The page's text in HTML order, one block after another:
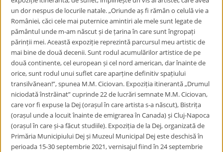
un dor nespus de locurile natale. „Oriunde aș fi rămân o celulă vie a
României, căci cele mai puternice amintiri ale mele sunt legate de
pământul unde m-am născut și de țarina în care sunt îngropați
părinții mei. Această expoziție reprezintă parcursul meu artistic de
mai bine de două decenii. Sunt rodul acumulărilor artistice de pe
două continente, cel european și cel nord american, dar înainte de
orice, sunt rodul unui suflet care aparține definitiv spațiului
transilvănean!”, spunea M.M. Ciciovan. Expoziția itinerantă „Drumul
niciodată înstrăinat” cuprinde 22 de lucrări semnate M.M. Ciciovan,
care vor fi expuse la Dej (orașul în care artista s-a născut), Bistrița
(orașul unde a locuit înainte de emigrarea în Canada) și Cluj-Napoca
(orașul în care și-a făcut studiile). Expoziția de la Dej, organizată de
Primăria Municipiului Dej și Muzeul Municipal Dej este deschisă în
perioada 15-30 septembrie 2021, vernisajul fiind în 24 septembrie